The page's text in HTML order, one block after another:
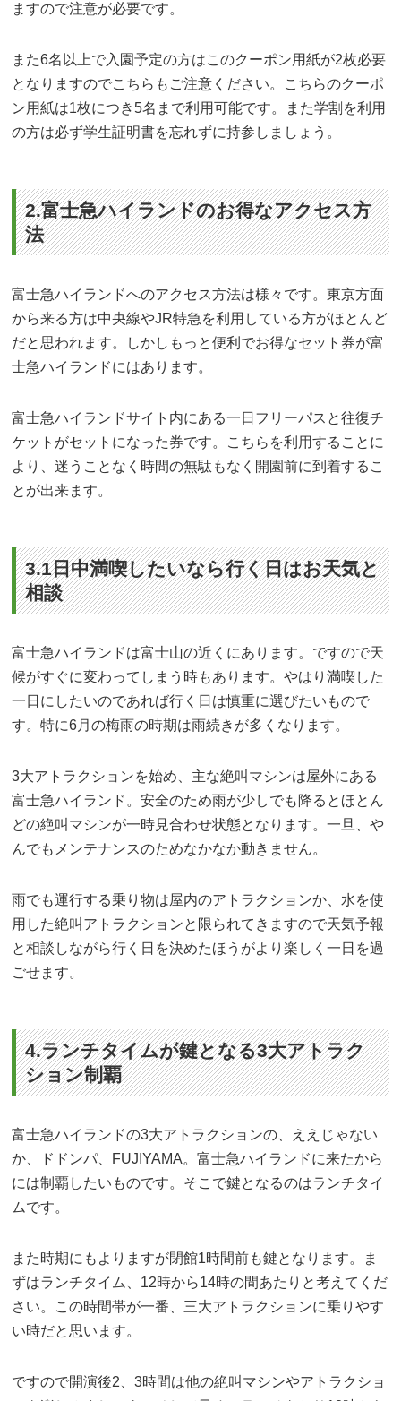
ますので注意が必要です。
また6名以上で入園予定の方はこのクーポン用紙が2枚必要
となりますのでこちらもご注意ください。こちらのクーポ
ン用紙は1枚につき5名まで利用可能です。また学割を利用
の方は必ず学生証明書を忘れずに持参しましょう。
2.富士急ハイランドのお得なアクセス方
法
富士急ハイランドへのアクセス方法は様々です。東京方面
から来る方は中央線やJR特急を利用している方がほとんど
だと思われます。しかしもっと便利でお得なセット券が富
士急ハイランドにはあります。
富士急ハイランドサイト内にある一日フリーパスと往復チ
ケットがセットになった券です。こちらを利用することに
より、迷うことなく時間の無駄もなく開園前に到着するこ
とが出来ます。
3.1日中満喫したいなら行く日はお天気と
相談
富士急ハイランドは富士山の近くにあります。ですので天
候がすぐに変わってしまう時もあります。やはり満喫した
一日にしたいのであれば行く日は慎重に選びたいもので
す。特に6月の梅雨の時期は雨続きが多くなります。
3大アトラクションを始め、主な絶叫マシンは屋外にある
富士急ハイランド。安全のため雨が少しでも降るとほとん
どの絶叫マシンが一時見合わせ状態となります。一旦、や
んでもメンテナンスのためなかなか動きません。
雨でも運行する乗り物は屋内のアトラクションか、水を使
用した絶叫アトラクションと限られてきますので天気予報
と相談しながら行く日を決めたほうがより楽しく一日を過
ごせます。
4.ランチタイムが鍵となる3大アトラク
ション制覇
富士急ハイランドの3大アトラクションの、ええじゃない
か、ドドンパ、FUJIYAMA。富士急ハイランドに来たから
には制覇したいものです。そこで鍵となるのはランチタイ
ムです。
また時期にもよりますが閉館1時間前も鍵となります。ま
ずはランチタイム、12時から14時の間あたりと考えてくだ
さい。この時間帯が一番、三大アトラクションに乗りやす
い時だと思います。
ですので開演後2、3時間は他の絶叫マシンやアトラクショ